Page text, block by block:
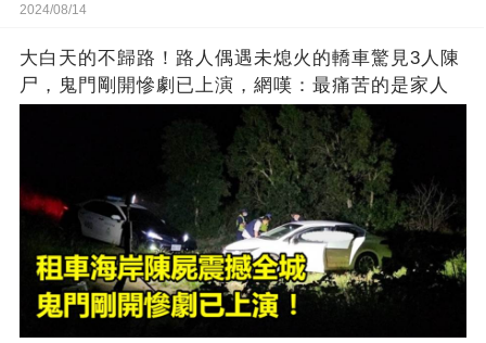
2024/08/14
大白天的不歸路！路人偶遇未熄火的轎車驚見3人陳
尸，鬼門剛開慘劇已上演，網嘆：最痛苦的是家人